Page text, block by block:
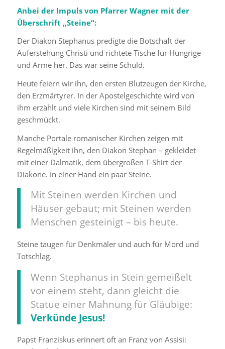
Anbei der Impuls von Pfarrer Wagner mit der
Überschrift „Steine“:
Der Diakon Stephanus predigte die Botschaft der
Auferstehung Christi und richtete Tische für Hungrige
und Arme her. Das war seine Schuld.
Heute feiern wir ihn, den ersten Blutzeugen der Kirche,
den Erzmärtyrer. In der Apostelgeschichte wird von
ihm erzählt und viele Kirchen sind mit seinem Bild
geschmückt.
Manche Portale romanischer Kirchen zeigen mit
Regelmäßigkeit ihn, den Diakon Stephan – gekleidet
mit einer Dalmatik, dem übergroßen T-Shirt der
Diakone. In einer Hand ein paar Steine.
Mit Steinen werden Kirchen und
Häuser gebaut; mit Steinen werden
Menschen gesteinigt – bis heute.
Steine taugen für Denkmäler und auch für Mord und
Totschlag.
Wenn Stephanus in Stein gemeißelt
vor einem steht, dann gleicht die
Statue einer Mahnung für Gläubige:
Verkünde Jesus!
Papst Franziskus erinnert oft an Franz von Assisi: